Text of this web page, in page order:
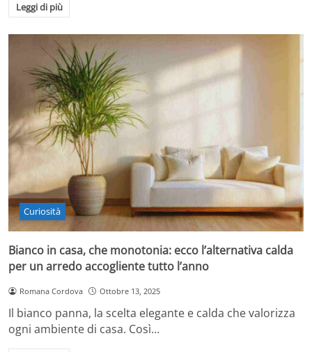
Leggi di più
Curiosità
Bianco in casa, che monotonia: ecco l’alternativa calda
per un arredo accogliente tutto l’anno
Romana Cordova Ottobre 13, 2025
Il bianco panna, la scelta elegante e calda che valorizza
ogni ambiente di casa. Così…